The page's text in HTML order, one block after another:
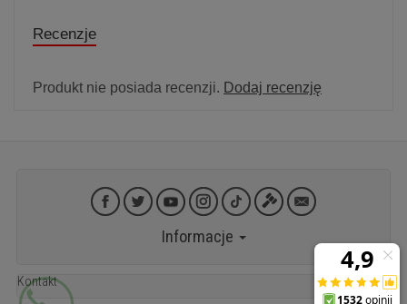
Recenzje
Produkt nie posiada recenzji. Dodaj recenzję
Informacje
Kontakt